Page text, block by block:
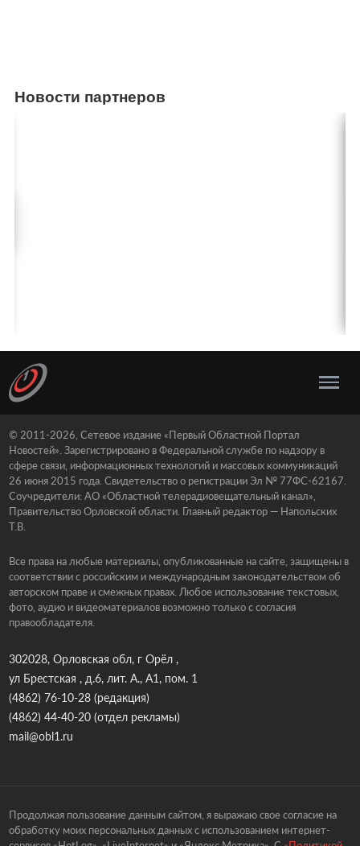
Новости партнеров
© 2011-2026, Сетевое издание «Первый Областной Портал
Новостей». Зарегистрировано в Федеральной службе по надзору в
сфере связи, информационных технологий и массовых коммуникаций
26 июня 2015 года. Свидетельство о регистрации Эл № 77ФС-62167.
Соучредители: АО «Областной телерадиовещательный канал»,
Правительство Орловской области. Главный редактор — Напольских
Т.В.
Все права на любые материалы, опубликованные на сайте, защищены в
соответствии с российским и международным законодательством об
авторском праве и смежных правах. Любое использование текстовых,
фото, аудио и видеоматериалов возможно только с согласия
правообладателя.
302028, Орловская обл, г Орёл ,
ул Брестская , д.6, лит. А., А1, пом. 1
(4862) 76-10-28(редакция)
(4862) 44-40-20(отдел рекламы)
mail@obl1.ru
Продолжая пользование данным сайтом, я выражаю свое согласие на
обработку моих персональных данных с использованием интернет-